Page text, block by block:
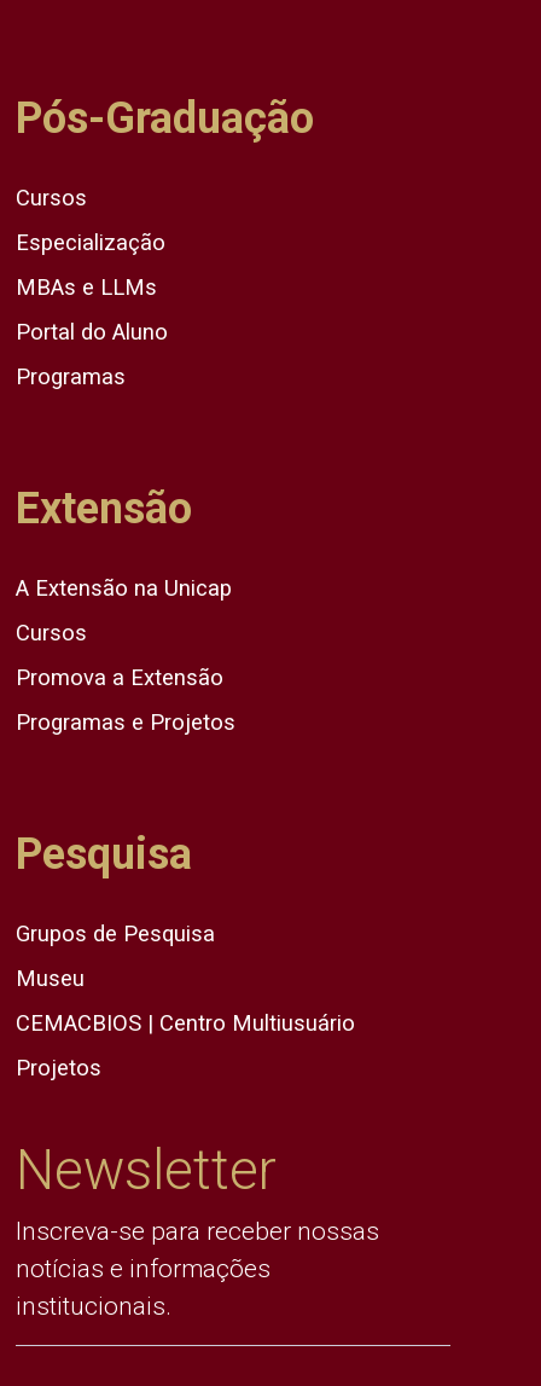
Pós-Graduação
Cursos
Especialização
MBAs e LLMs
Portal do Aluno
Programas
Extensão
A Extensão na Unicap
Cursos
Promova a Extensão
Programas e Projetos
Pesquisa
Grupos de Pesquisa
Museu
CEMACBIOS | Centro Multiusuário
Projetos
Newsletter
Inscreva-se para receber nossas
notícias e informações
institucionais.